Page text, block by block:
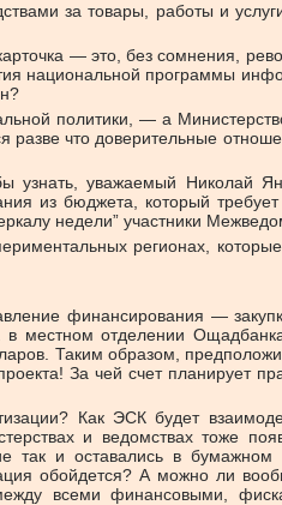
за товары, работы и
— это, без сомнения,
национальной программы
политики, — а
разве что доверительные
узнать, уважаемый Николай
из бюджета, который требует
недели” участники
регионах,
финансирования —
местном отделении
Таким образом,
За чей счет планирует
Как ЭСК будет
и ведомствах тоже
так и оставались в
обойдется? А можно ли
всеми финансовыми,